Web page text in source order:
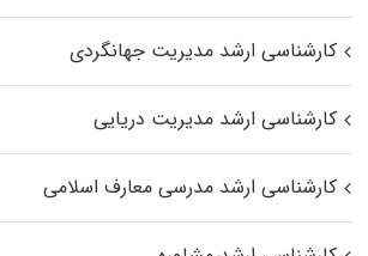
کارشناسی ارشد مدیریت جهانگردی
کارشناسی ارشد مدیریت دریایی
کارشناسی ارشد مدرسی معارف اسلامی